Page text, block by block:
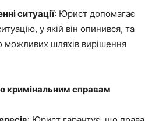
ситуації: Юрист допомагає
у якій він опинився, та
можливих шляхів вирішення
кримінальним справам